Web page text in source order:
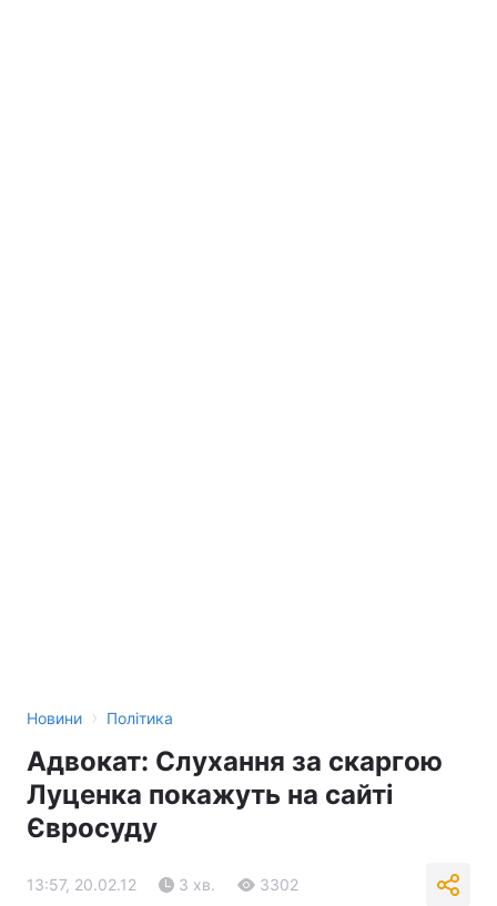
Новини › Політика
Адвокат: Слухання за скаргою
Луценка покажуть на сайті
Євросуду
13:57, 20.02.12 3 хв. 3302